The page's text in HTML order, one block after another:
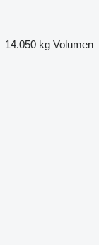
14.050 kg Volumen